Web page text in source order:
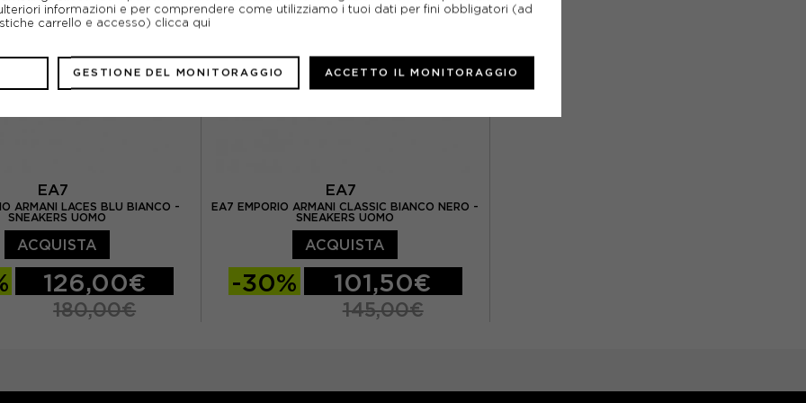
EUR 42 2/3 / US 9
EUR 44 / US 10
EUR 42 2/3 / US 9
EUR 44 / US 10
EA7
ARMANI LACES BLU BIANCO -
SNEAKERS UOMO
ACQUISTA
126,00€
180,00€
EA7
EA7 EMPORIO ARMANI CLASSIC BIANCO NERO -
SNEAKERS UOMO
ACQUISTA
-30% 101,50€
145,00€
informazioni e per comprendere come utilizziamo i tuoi dati per fini obbligatori (ad
carrello e accesso) clicca qui
GESTIONE DEL MONITORAGGIO ACCETTO IL MONITORAGGIO